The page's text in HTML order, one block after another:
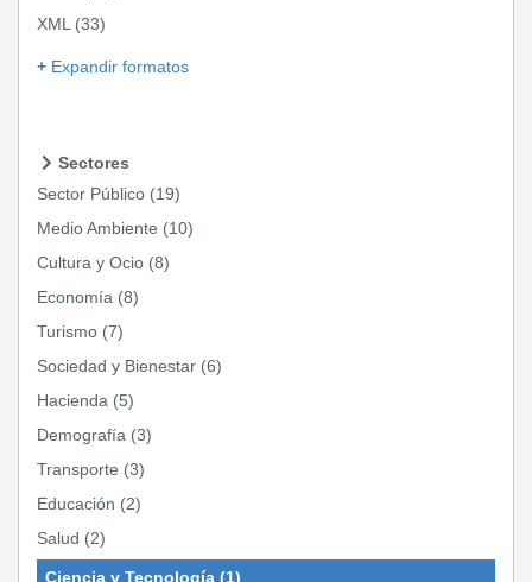
XML (33)
Expandir formatos
Sectores
Sector Público (19)
Medio Ambiente (10)
Cultura y Ocio (8)
Economía (8)
Turismo (7)
Sociedad y Bienestar (6)
Hacienda (5)
Demografía (3)
Transporte (3)
Educación (2)
Salud (2)
Ciencia y Tecnología (1)